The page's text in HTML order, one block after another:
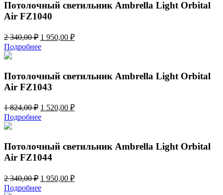
824,00 ₽.
Потолочный светильник Ambrella Light Orbital
Air FZ1040
2 340,00₽ Первоначальная
цена
составляла
340,00 ₽.
1 950,00 ₽Текущая
Подробнее
Потолочный светильник Ambrella Light Orbital
Air FZ1043
1 824,00₽ Первоначальная
цена
составляла
824,00 ₽.
1 520,00 ₽Текущая
Подробнее
Потолочный светильник Ambrella Light Orbital
Air FZ1044
2 340,00₽ Первоначальная
цена
1 950,00 ₽Текущая
Подробнее